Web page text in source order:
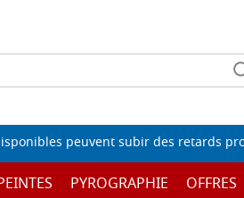
Liste
peuvent subir des retards
PYROGRAPHIE OFFRES